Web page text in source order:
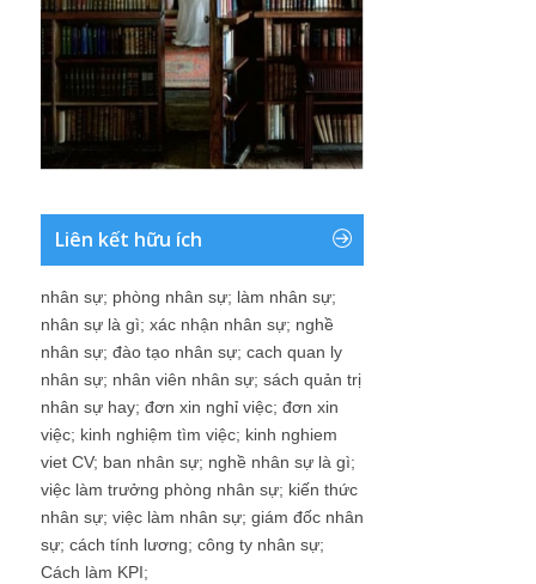
Liên kết hữu ích
nhân sự; phòng nhân sự; làm nhân sự;
nhân sự là gì; xác nhận nhân sự; nghề
nhân sự; đào tạo nhân sự; cach quan ly
nhân sự; nhân viên nhân sự; sách quản trị
nhân sự hay; đơn xin nghỉ việc; đơn xin
việc; kinh nghiệm tìm việc; kinh nghiem
viet CV; ban nhân sự; nghề nhân sự là gì;
việc làm trưởng phòng nhân sự; kiến thức
nhân sự; việc làm nhân sự; giám đốc nhân
sự; cách tính lương; công ty nhân sự;
Cách làm KPI;